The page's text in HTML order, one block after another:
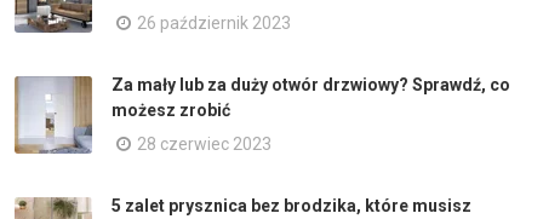
26 październik 2023
Za mały lub za duży otwór drzwiowy? Sprawdź, co
możesz zrobić
28 czerwiec 2023
5 zalet prysznica bez brodzika, które musisz